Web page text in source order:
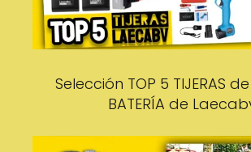
Selección TOP 5 TIJERAS
BATERÍA de